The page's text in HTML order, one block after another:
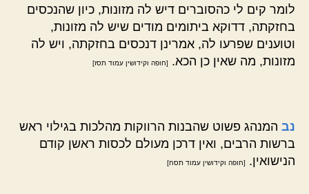
לומר קים לי כהסוברים דיש לה מזונות, כיון שהנכסים
בחזקתה, דדוקא ביתומים מודים שיש לה מזונות,
וטוענים שפרעו לה, אמרינן דנכסים בחזקתה, ויש לה
מזונות, מה שאין כן הכא.
[חופה וקידושין עמוד תסז]
נב המנהג פשוט שהבנות הרווקות מהלכות בגילוי ראש
ברשות הרבים, ואין דרכן מעולם לכסות ראשן קודם
הנישואין.
[חופה וקידושין עמוד תסח]